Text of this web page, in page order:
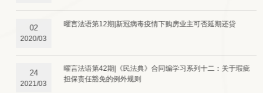
02
2020/03
曜言法语第12期|新冠病毒疫情下购房业主可否延期还贷
24
2021/03
曜言法语第42期|《民法典》合同编学习系列十二：关于瑕疵
担保责任豁免的例外规则